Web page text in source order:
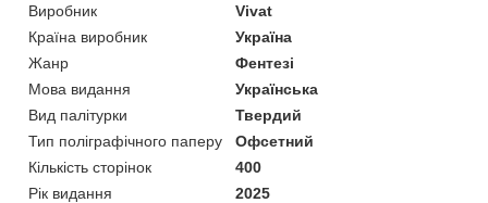
Виробник
Vivat
Країна виробник
Україна
Жанр
Фентезі
Мова видання
Українська
Вид палітурки
Твердий
Тип поліграфічного паперу
Офсетний
Кількість сторінок
400
Рік видання
2025